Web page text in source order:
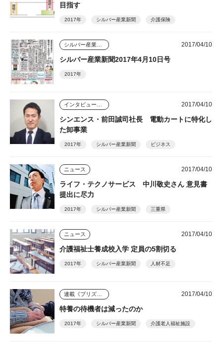
目指す
2017年 シルバー産業新聞 介護保険
2017/04/10
シルバー産業新聞2017年4月10日号
2017年
2017/04/10
シンエンス・前田誠司社長 電動カートに特化し
た卸事業
2017年 シルバー産業新聞 ビジネス
ニュース 2017/04/10
ライフ・テクノサービス 中川敬史さん 意見書
提出に尽力
2017年 シルバー産業新聞 三重県
ニュース 2017/04/10
介護福祉士養成校入学 定員の5割切る
2017年 シルバー産業新聞 人材不足
2017/04/10
特養の待機者は減ったのか
2017年 シルバー産業新聞 介護老人福祉施設